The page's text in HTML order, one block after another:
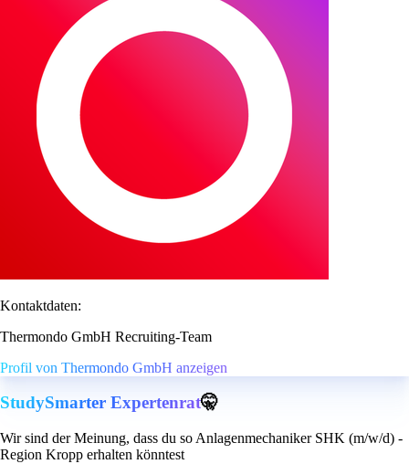
Kontaktdaten:
Thermondo GmbH Recruiting-Team
Profil von Thermondo GmbH anzeigen
StudySmarter Expertenrat🤫
Wir sind der Meinung, dass du so Anlagenmechaniker SHK (m/w/d) -
Region Kropp erhalten könntest